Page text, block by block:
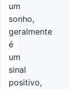
um
sonho,
geralmente
é
um
sinal
positivo,